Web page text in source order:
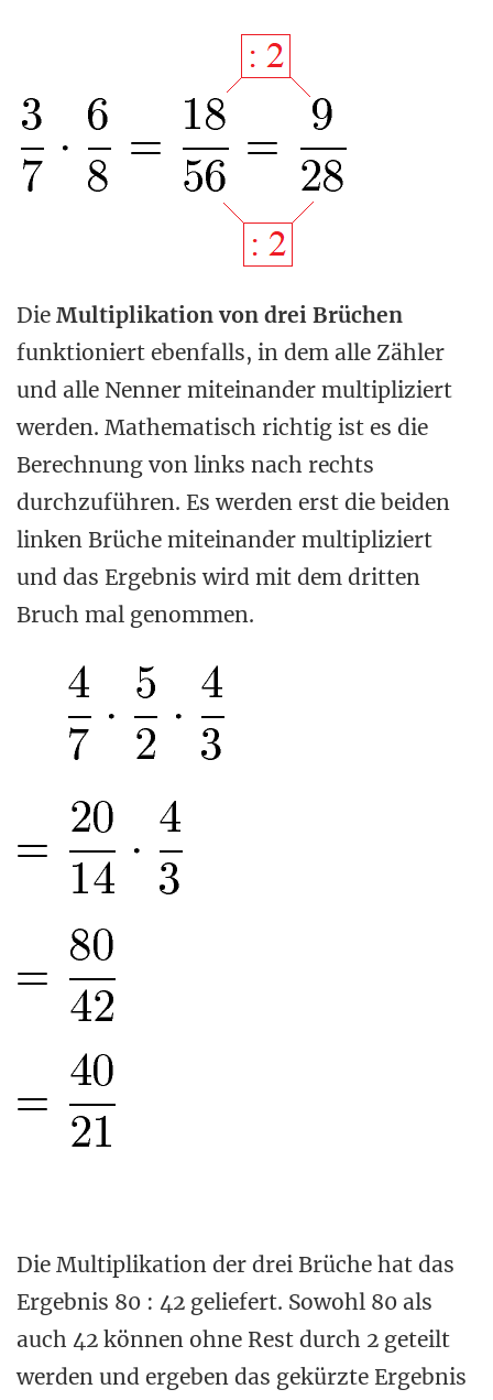
Die Multiplikation von drei Brüchen
funktioniert ebenfalls, in dem alle Zähler
und alle Nenner miteinander multipliziert
werden. Mathematisch richtig ist es die
Berechnung von links nach rechts
durchzuführen. Es werden erst die beiden
linken Brüche miteinander multipliziert
und das Ergebnis wird mit dem dritten
Bruch mal genommen.
Die Multiplikation der drei Brüche hat das
Ergebnis 80 : 42 geliefert. Sowohl 80 als
auch 42 können ohne Rest durch 2 geteilt
werden und ergeben das gekürzte Ergebnis